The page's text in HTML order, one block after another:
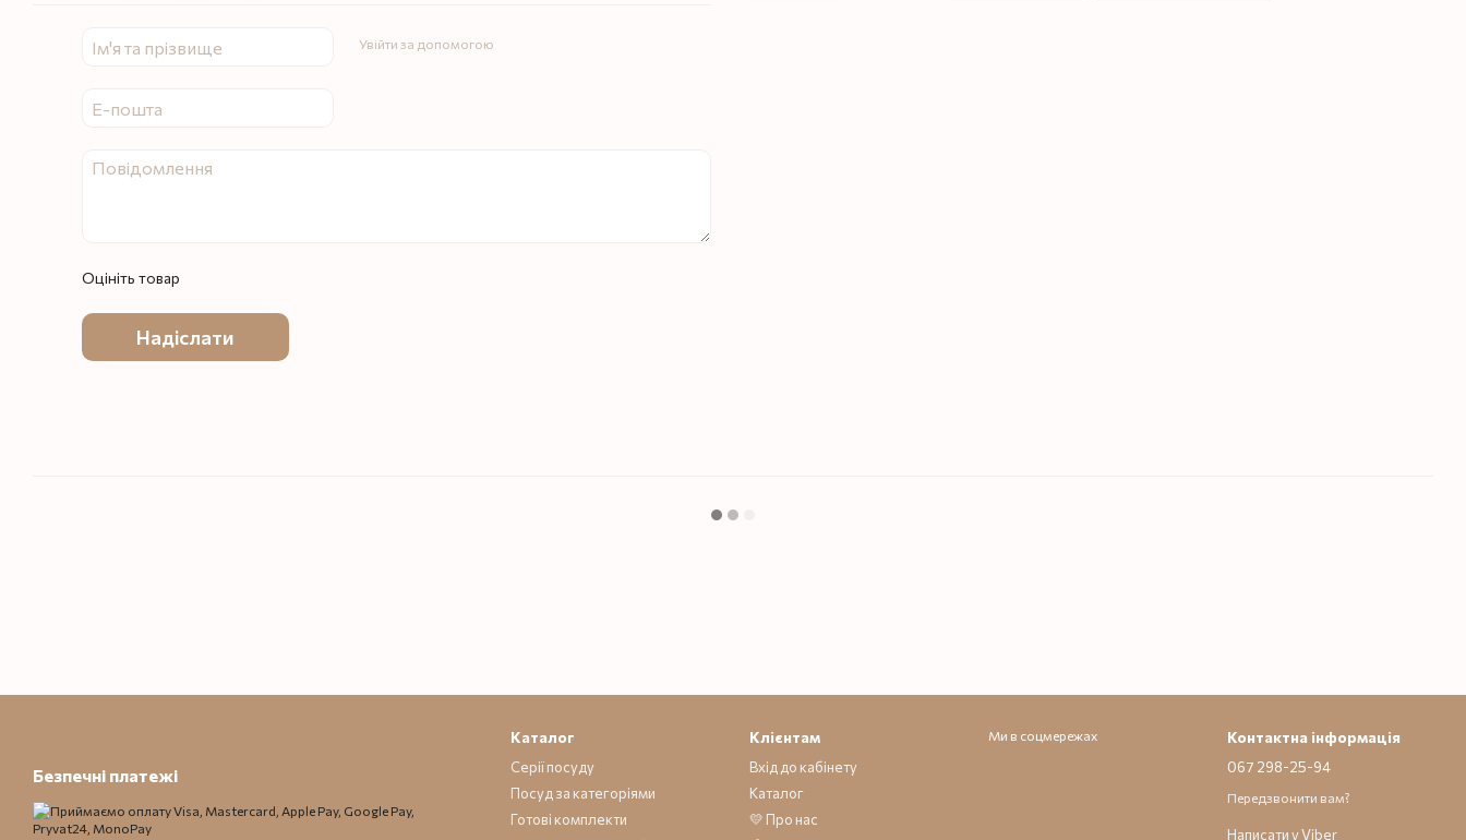
Увійти за допомогою
Оцініть товар
Надіслати
Безпечні платежі
Каталог
Серії посуду
Посуд за категоріями
Готові комплекти
Клієнтам
Вхід до кабінету
Каталог
💛 Про нас
Ми в соцмережах Контактна інформація
067 298-25-94
Передзвонити вам?
Написати у Viber